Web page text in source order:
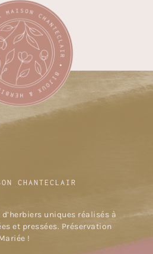
CHANTECLAIR
uniques réalisés à
et pressées. Préservation
!